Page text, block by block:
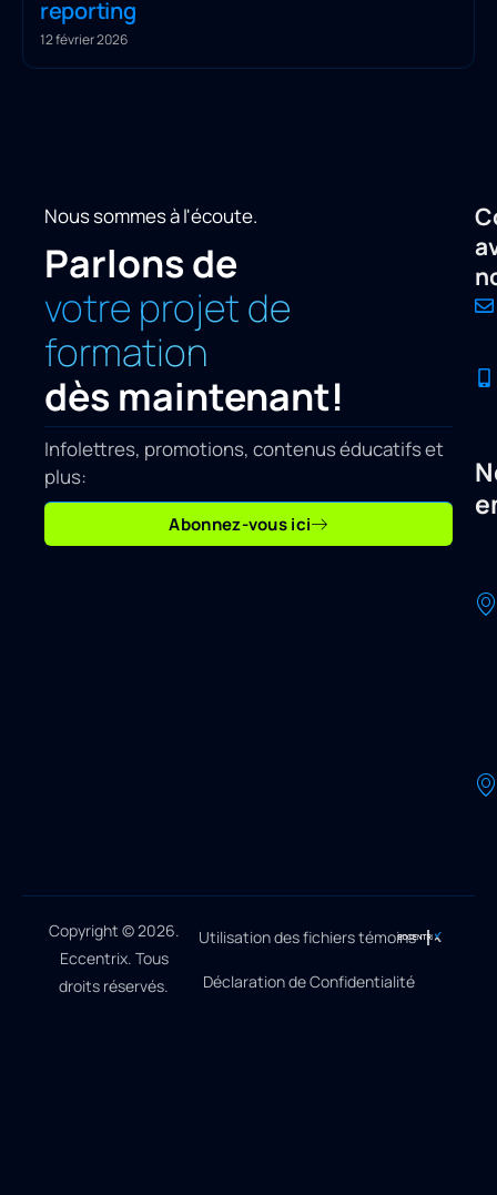
reporting
12 février 2026
Nous sommes à l'écoute.
Parlons de
votre projet de
formation
dès maintenant!
Infolettres, promotions, contenus éducatifs et
plus:
Abonnez-vous ici
Copyright © 2026.
Eccentrix. Tous
droits réservés.
Utilisation des fichiers témoins
Déclaration de Confidentialité